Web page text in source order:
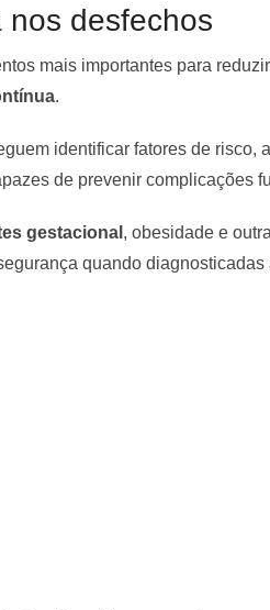
nos desfechos
mais importantes para
.
identificar fatores de risco,
de prevenir complicações
gestacional , obesidade e
quando diagnosticadas